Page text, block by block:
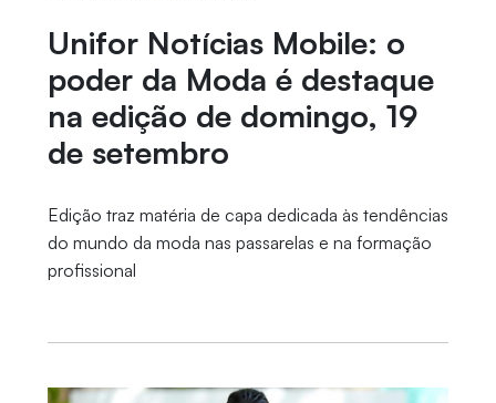
Unifor Notícias Mobile: o
poder da Moda é destaque
na edição de domingo, 19
de setembro
Edição traz matéria de capa dedicada às tendências
do mundo da moda nas passarelas e na formação
profissional